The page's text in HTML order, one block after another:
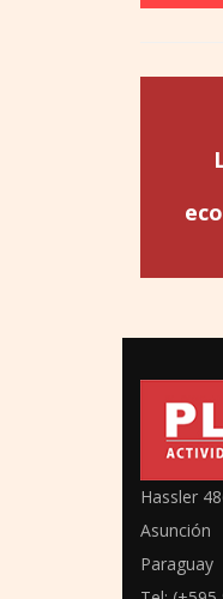
Hassler
Asunción
Paraguay